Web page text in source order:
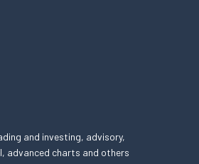
and investing, advisory,
advanced charts and others